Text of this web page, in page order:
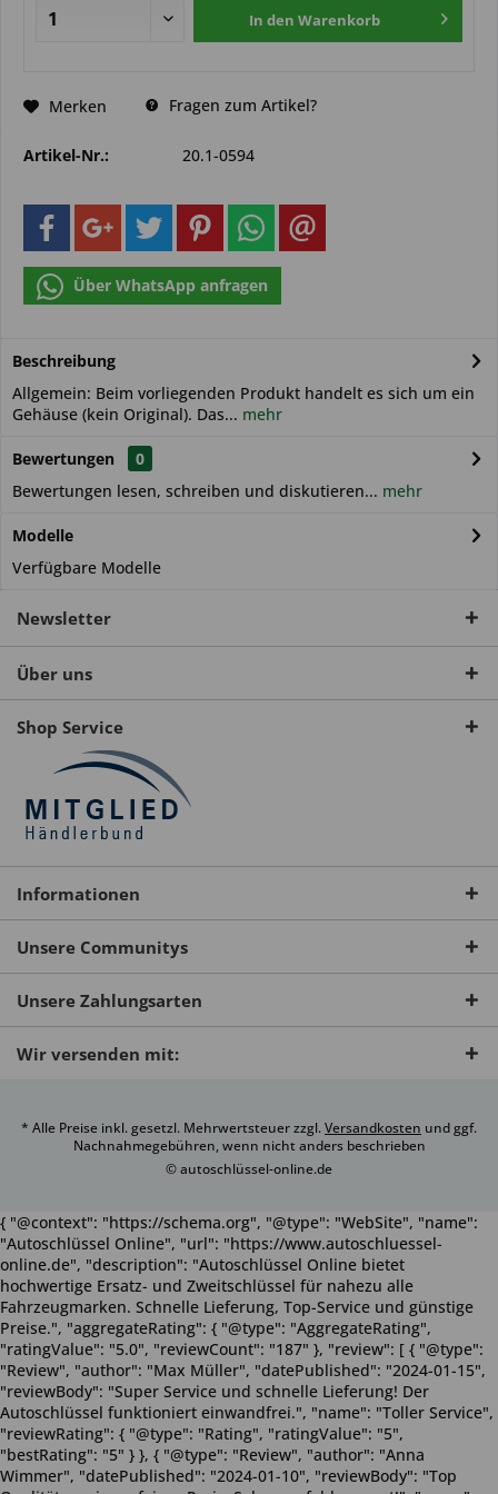
In den Warenkorb
Merken Fragen zum Artikel?
Artikel-Nr.: 20.1-0594
Über WhatsApp anfragen
Beschreibung
Allgemein: Beim vorliegenden Produkt handelt es sich um ein
Gehäuse (kein Original). Das... mehr
Bewertungen
0
Bewertungen lesen, schreiben und diskutieren... mehr
Modelle
Verfügbare Modelle
Newsletter
Über uns
Shop Service
Informationen
Unsere Communitys
Unsere Zahlungsarten
Wir versenden mit:
* Alle Preise inkl. gesetzl. Mehrwertsteuer zzgl.Versandkosten und ggf.
Nachnahmegebühren, wenn nicht anders beschrieben
© autoschlüssel-online.de
{ "@context": "https://schema.org", "@type": "WebSite", "name":
"Autoschlüssel Online", "url": "https://www.autoschluessel-
online.de", "description": "Autoschlüssel Online bietet
hochwertige Ersatz- und Zweitschlüssel für nahezu alle
Fahrzeugmarken. Schnelle Lieferung, Top-Service und günstige
Preise.", "aggregateRating": { "@type": "AggregateRating",
"ratingValue": "5.0", "reviewCount": "187" }, "review": [ { "@type":
"Review", "author": "Max Müller", "datePublished": "2024-01-15",
"reviewBody": "Super Service und schnelle Lieferung! Der
Autoschlüssel funktioniert einwandfrei.", "name": "Toller Service",
"reviewRating": { "@type": "Rating", "ratingValue": "5",
"bestRating": "5" } }, { "@type": "Review", "author": "Anna
Wimmer", "datePublished": "2024-01-10", "reviewBody": "Top